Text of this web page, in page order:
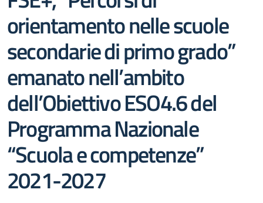
orientamento nelle scuole
secondarie di primo grado”
emanato nell’ambito
dell’Obiettivo ESO4.6 del
Programma Nazionale
“Scuola e competenze”
2021-2027